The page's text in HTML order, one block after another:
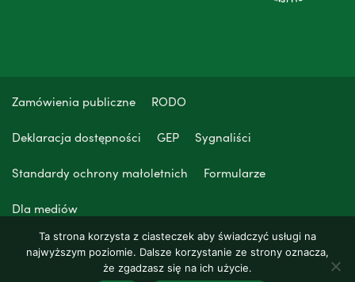
Zamówienia publiczne RODO
Deklaracja dostępności GEP Sygnaliści
Standardy ochrony małoletnich Formularze
Dla mediów
Ta strona korzysta z ciasteczek aby świadczyć usługi na
najwyższym poziomie. Dalsze korzystanie ze strony oznacza,
że zgadzasz się na ich użycie.